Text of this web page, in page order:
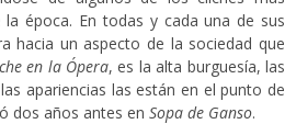
época. En todas y cada una de sus
hacia un aspecto de la sociedad que
en la Ópera, es la alta burguesía, las
apariencias las están en el punto de
dos años antes en Sopa de Ganso.